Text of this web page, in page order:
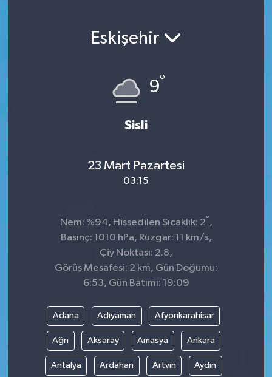
Eskişehir
9°
Sisli
23 Mart Pazartesi
03:15
Nem: %94, Hissedilen Sıcaklık: 2° ,
Basınç: 1010 hPa, Rüzgar: 11 km/s,
Çiy Noktası: 2.8,
Görüş Mesafesi: 2 km, Gün Doğumu:
6:53, Gün Batımı: 19:09
Adana Adıyaman Afyonkarahisar
Ağrı Aksaray Amasya Ankara
Antalya Ardahan Artvin Aydın
Tarih - Kültür - Sanat - Turizm